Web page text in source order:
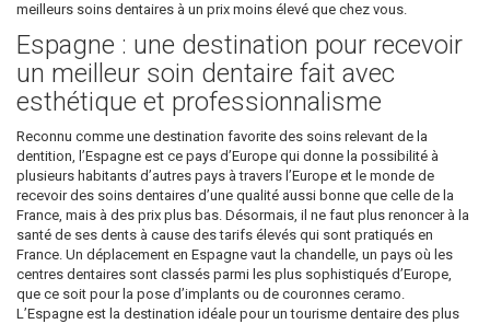
meilleurs soins dentaires à un prix moins élevé que chez vous.
Espagne : une destination pour recevoir
un meilleur soin dentaire fait avec
esthétique et professionnalisme
Reconnu comme une destination favorite des soins relevant de la
dentition, l’Espagne est ce pays d’Europe qui donne la possibilité à
plusieurs habitants d’autres pays à travers l’Europe et le monde de
recevoir des soins dentaires d’une qualité aussi bonne que celle de la
France, mais à des prix plus bas. Désormais, il ne faut plus renoncer à la
santé de ses dents à cause des tarifs élevés qui sont pratiqués en
France. Un déplacement en Espagne vaut la chandelle, un pays où les
centres dentaires sont classés parmi les plus sophistiqués d’Europe,
que ce soit pour la pose d’implants ou de couronnes ceramo.
L’Espagne est la destination idéale pour un tourisme dentaire des plus